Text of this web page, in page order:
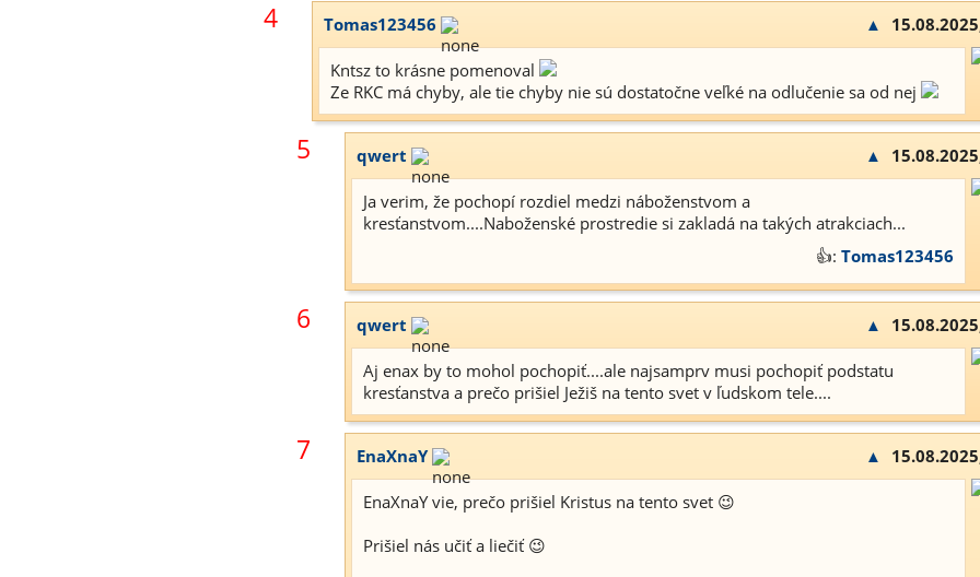
4 Tomas123456 ▲
Kntsz to krásne pomenoval
Ze RKC má chyby, ale tie chyby nie sú dostatočne veľké na odlučenie sa od nej
5 qwert ▲
Ja verim, že pochopí rozdiel medzi náboženstvom a
kresťanstvom....Naboženské prostredie si zakladá na takých atrakciach...
👍: Tomas123456
6 qwert ▲
Aj enax by to mohol pochopiť....ale najsamprv musi pochopiť podstatu
kresťanstva a prečo prišiel Ježiš na tento svet v ľudskom tele....
7 EnaXnaY ▲
EnaXnaY vie, prečo prišiel Kristus na tento svet 😉
Prišiel nás učiť a liečiť 😉